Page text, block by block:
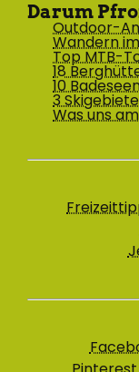
Darum
Outdoor-
Wandern
Top MTB-
18
10
3 Skigebiete
Was uns